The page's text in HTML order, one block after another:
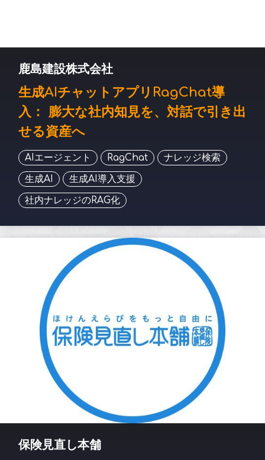
鹿島建設株式会社
生成AIチャットアプリRagChat導
入： 膨大な社内知見を、対話で引き出
せる資産へ
AIエージェント RagChat
ナレッジ検索
生成AI
生成AI導入支援
社内ナレッジのRAG化
保険見直し本舗